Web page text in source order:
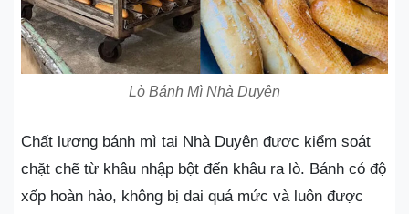
Lò Bánh Mì Nhà Duyên
Chất lượng bánh mì tại Nhà Duyên được kiểm soát
chặt chẽ từ khâu nhập bột đến khâu ra lò. Bánh có độ
xốp hoàn hảo, không bị dai quá mức và luôn được